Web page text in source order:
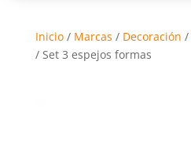
Inicio/ Marcas / Decoración /
/ Set 3 espejos formas